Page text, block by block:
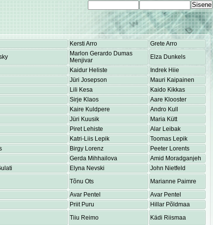
Kersti Arro
Grete Arro
Marlon Gerardo Dumas
Menjivar
Elza Dunkels
Kaidur Heliste
Indrek Hiie
Jüri Josepson
Mauri Kaipainen
Lili Kesa
Kaido Kikkas
Sirje Klaos
Aare Klooster
Kaire Kuldpere
Andro Kull
Jüri Kuusik
Maria Kütt
Piret Lehiste
Alar Leibak
Katri-Liis Lepik
Toomas Lepik
Birgy Lorenz
Peeter Lorents
Gerda Mihhailova
Amid Moradganjeh
Elyna Nevski
John Nietfeld
Tõnu Ots
Marianne Paimre
Avar Pentel
Avar Pentel
Priit Puru
Hillar Põldmaa
Tiiu Reimo
Kädi Riismaa